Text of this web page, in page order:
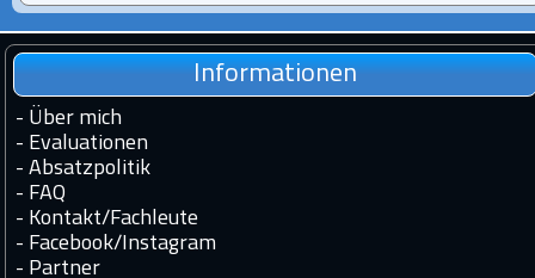
Informationen
- Über mich
- Evaluationen
- Absatzpolitik
- FAQ
- Kontakt/Fachleute
- Facebook/Instagram
- Partner